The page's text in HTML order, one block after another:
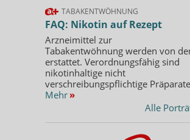
TABAKENTWÖHNUNG
FAQ: Nikotin auf Rezept
Arzneimittel zur
Tabakentwöhnung werden von
erstattet. Verordnungsfähig sind
nikotinhaltige nicht
verschreibungspflichtige
Mehr »
Alle